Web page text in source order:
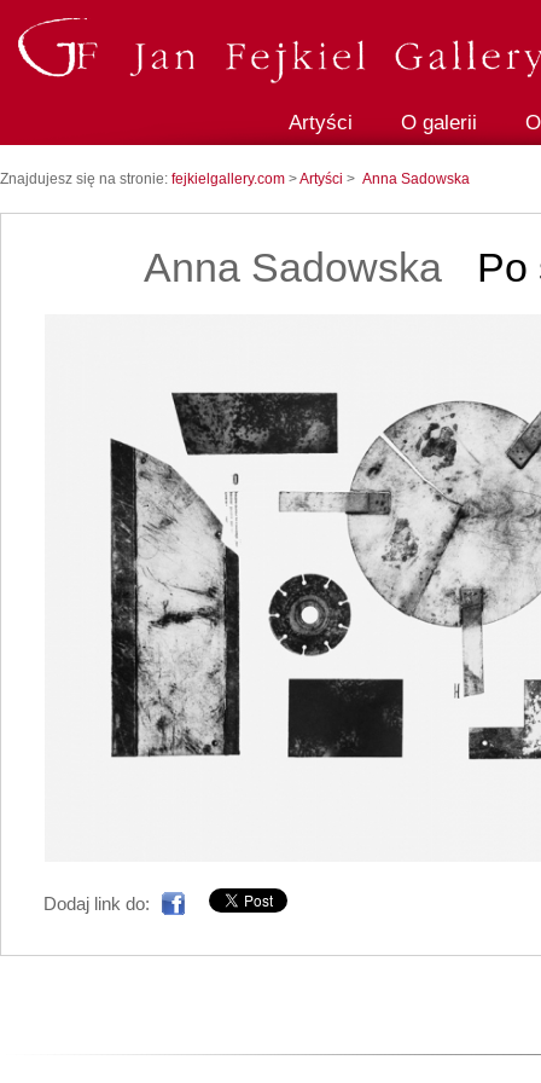
Artyści O galerii
Znajdujesz się na stronie: fejkielgallery.com >Artyści > Anna Sadowska
Anna Sadowska Po
Dodaj link do: